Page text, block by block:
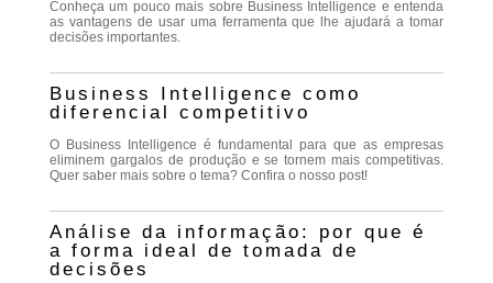
Conheça um pouco mais sobre Business Intelligence e entenda
as vantagens de usar uma ferramenta que lhe ajudará a tomar
decisões importantes.
Business Intelligence como
diferencial competitivo
O Business Intelligence é fundamental para que as empresas
eliminem gargalos de produção e se tornem mais competitivas.
Quer saber mais sobre o tema? Confira o nosso post!
Análise da informação: por que é
a forma ideal de tomada de
decisões